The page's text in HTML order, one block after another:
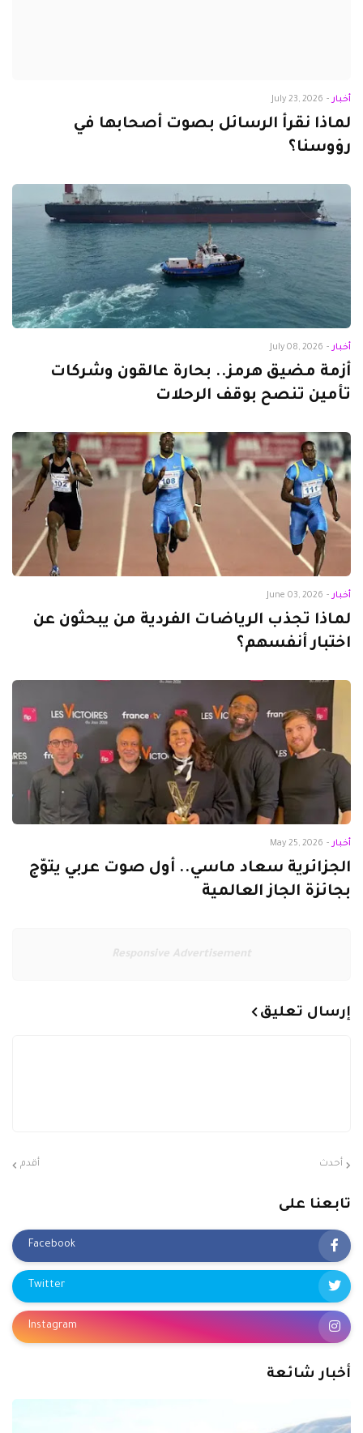
أخبار -
July 23, 2026
لماذا نقرأ الرسائل بصوت أصحابها في
رؤوسنا؟
أخبار -
July 08, 2026
أزمة مضيق هرمز.. بحارة عالقون وشركات
تأمين تنصح بوقف الرحلات
أخبار -
June 03, 2026
لماذا تجذب الرياضات الفردية من يبحثون عن
اختبار أنفسهم؟
أخبار -
May 25, 2026
الجزائرية سعاد ماسي.. أول صوت عربي يتوّج
بجائزة الجاز العالمية
Responsive Advertisement
إرسال تعليق
أحدث أقدم
تابعنا على
Facebook
Twitter
Instagram
أخبار شائعة